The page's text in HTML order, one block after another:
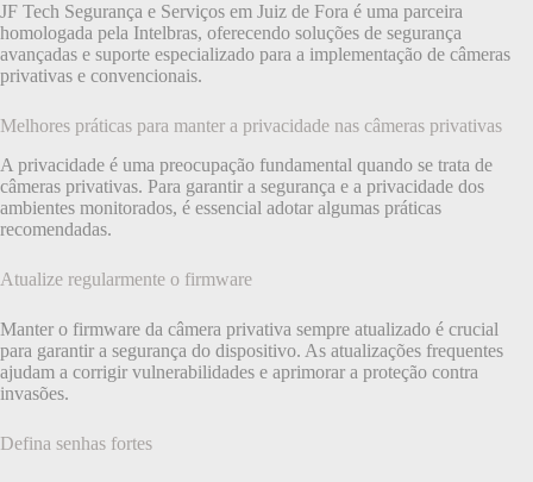
JF Tech Segurança e Serviços em Juiz de Fora é uma parceira
homologada pela Intelbras, oferecendo soluções de segurança
avançadas e suporte especializado para a implementação de câmeras
privativas e convencionais.
Melhores práticas para manter a privacidade nas câmeras privativas
A privacidade é uma preocupação fundamental quando se trata de
câmeras privativas. Para garantir a segurança e a privacidade dos
ambientes monitorados, é essencial adotar algumas práticas
recomendadas.
Atualize regularmente o firmware
Manter o firmware da câmera privativa sempre atualizado é crucial
para garantir a segurança do dispositivo. As atualizações frequentes
ajudam a corrigir vulnerabilidades e aprimorar a proteção contra
invasões.
Defina senhas fortes